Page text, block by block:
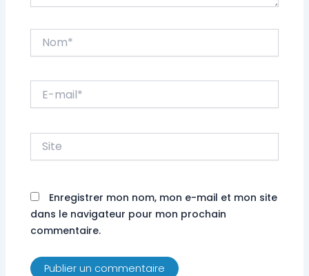
mail*
Enregistrer mon nom, mon e-mail et mon site
dans le navigateur pour mon prochain
commentaire.